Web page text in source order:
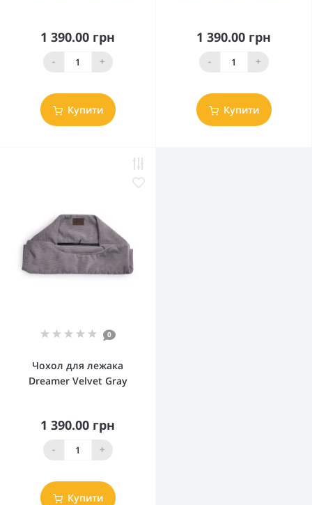
1 390.00 грн
- +
Купити
1 390.00 грн
- +
Купити
0
Чохол для лежака
Dreamer Velvet Gray
1 390.00 грн
- +
Купити